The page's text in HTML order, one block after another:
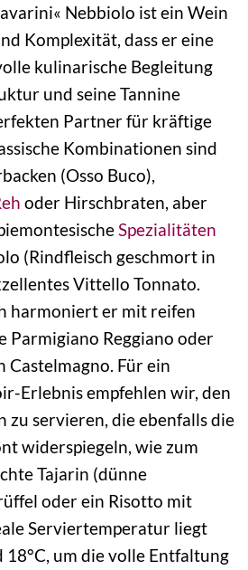
Nebbiolo ist ein Wein
Komplexität, dass er eine
kulinarische Begleitung
und seine Tannine
Partner für kräftige
Kombinationen sind
(Osso Buco),
oder Hirschbraten, aber
Spezialitäten
(Rindfleisch geschmort in
Vittello Tonnato.
harmoniert er mit reifen
Parmigiano Reggiano oder
Castelmagno. Für ein
Erlebnis empfehlen wir, den
zu servieren, die ebenfalls die
widerspiegeln, wie zum
Tajarin (dünne
oder ein Risotto mit
Serviertemperatur liegt
18°C, um die volle Entfaltung